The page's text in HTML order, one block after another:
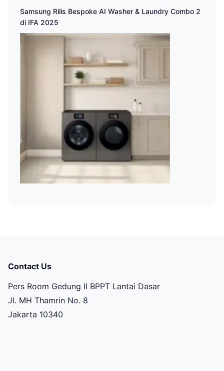
Samsung Rilis Bespoke AI Washer & Laundry Combo 2
di IFA 2025
Contact Us
Pers Room Gedung II BPPT Lantai Dasar
Jl. MH Thamrin No. 8
Jakarta 10340